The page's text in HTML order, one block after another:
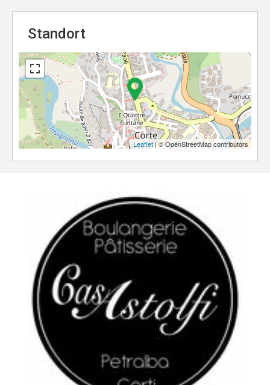
Standort
Leaflet| © OpenStreetMap contributors